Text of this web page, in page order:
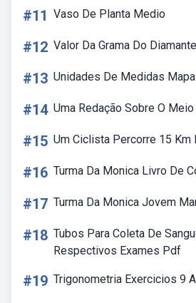
#11 Vaso De Planta Medio
#12 Valor Da Grama Do
#13 Unidades De Medidas
#14 Uma Redação Sobre O
#15 Um Ciclista Percorre 15 Km
#16 Turma Da Monica Livro De
#17 Turma Da Monica Jovem
#18 Tubos Para Coleta De
Respectivos Exames Pdf
#19 Trigonometria Exercicios 9